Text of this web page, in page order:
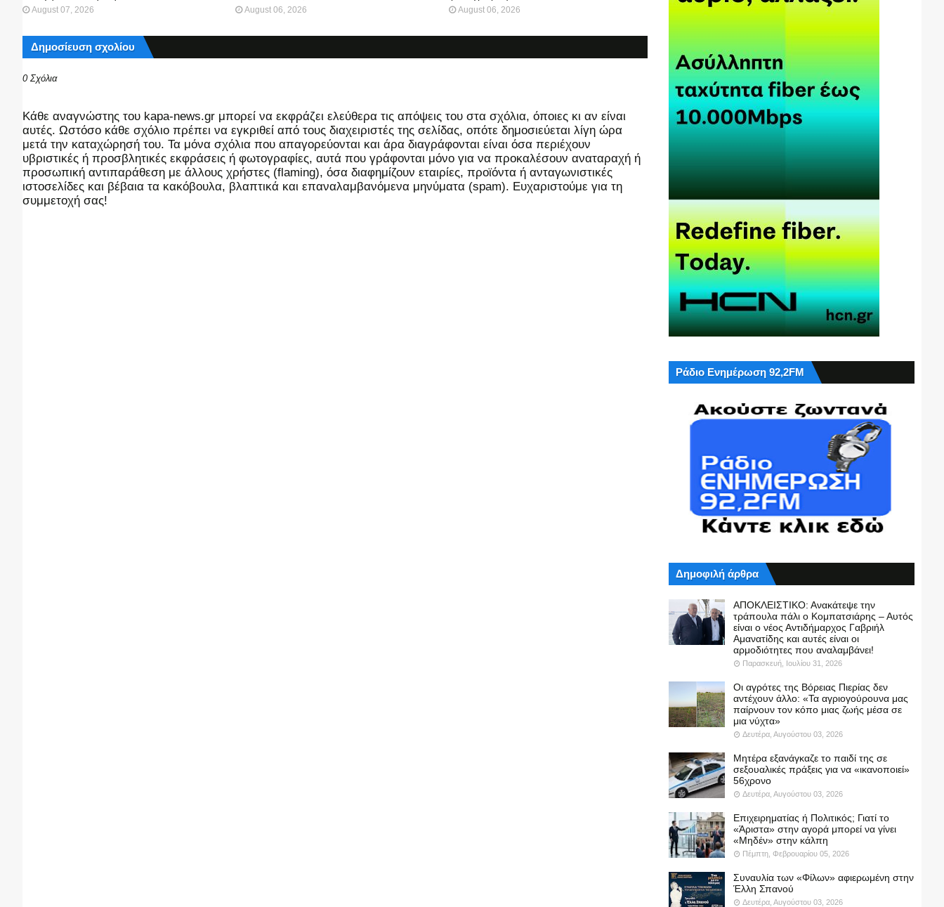
August 07, 2026 August 06, 2026 August 06, 2026
Δημοσίευση σχολίου
0 Σχόλια
Kάθε αναγνώστης του kapa-news.gr μπορεί να εκφράζει ελεύθερα τις απόψεις του στα σχόλια, όποιες κι αν είναι
αυτές. Ωστόσο κάθε σχόλιο πρέπει να εγκριθεί από τους διαχειριστές της σελίδας, οπότε δημοσιεύεται λίγη ώρα
μετά την καταχώρησή του. Τα μόνα σχόλια που απαγορεύονται και άρα διαγράφονται είναι όσα περιέχουν
υβριστικές ή προσβλητικές εκφράσεις ή φωτογραφίες, αυτά που γράφονται μόνο για να προκαλέσουν αναταραχή ή
προσωπική αντιπαράθεση με άλλους χρήστες (flaming), όσα διαφημίζουν εταιρίες, προϊόντα ή ανταγωνιστικές
ιστοσελίδες και βέβαια τα κακόβουλα, βλαπτικά και επαναλαμβανόμενα μηνύματα (spam). Ευχαριστούμε για τη
συμμετοχή σας!
Ράδιο Ενημέρωση 92,2FM
Δημοφιλή άρθρα
ΑΠΟΚΛΕΙΣΤΙΚΟ: Ανακάτεψε την
τράπουλα πάλι ο Κομπατσιάρης – Αυτός
είναι ο νέος Αντιδήμαρχος Γαβριήλ
Αμανατίδης και αυτές είναι οι
αρμοδιότητες που αναλαμβάνει!
Παρασκευή, Ιουλίου 31, 2026
Οι αγρότες της Βόρειας Πιερίας δεν
αντέχουν άλλο: «Τα αγριογούρουνα μας
παίρνουν τον κόπο μιας ζωής μέσα σε
μια νύχτα»
Δευτέρα, Αυγούστου 03, 2026
Μητέρα εξανάγκαζε το παιδί της σε
σεξουαλικές πράξεις για να «ικανοποιεί»
56χρονο
Δευτέρα, Αυγούστου 03, 2026
Επιχειρηματίας ή Πολιτικός; Γιατί το
«Άριστα» στην αγορά μπορεί να γίνει
«Μηδέν» στην κάλπη
Πέμπτη, Φεβρουαρίου 05, 2026
Συναυλία των «Φίλων» αφιερωμένη στην
Έλλη Σπανού
Δευτέρα, Αυγούστου 03, 2026